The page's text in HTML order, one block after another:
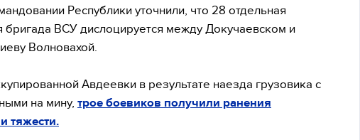
Республики уточнили, что 28 отдельная
бригада ВСУ дислоцируется между Докучаевском и
Волновахой.
Авдеевки в результате наезда грузовика с
на мину, трое боевиков получили ранения
тяжести.